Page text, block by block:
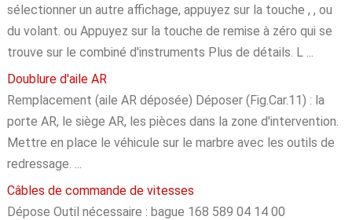
sélectionner un autre affichage, appuyez sur la touche , , ou
du volant. ou Appuyez sur la touche de remise à zéro qui se
trouve sur le combiné d'instruments Plus de détails. L ...
Doublure d'aile AR
Remplacement (aile AR déposée) Déposer (Fig.Car.11) : la
porte AR, le siège AR, les pièces dans la zone d'intervention.
Mettre en place le véhicule sur le marbre avec les outils de
redressage. ...
Câbles de commande de vitesses
Dépose Outil nécessaire : bague 168 589 04 14 00